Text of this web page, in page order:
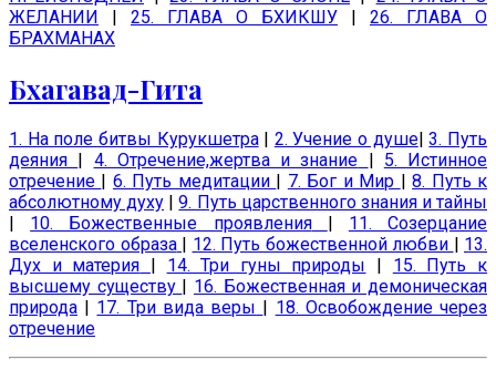
ЖЕЛАНИИ | 25. ГЛАВА О БХИКШУ | 26. ГЛАВА О
БРАХМАНАХ
Бхагавад-Гита
1. На поле битвы Курукшетра| 2. Учение о душе|3. Путь
деяния | 4. Отречение,жертва и знание | 5. Истинное
отречение | 6. Путь медитации | 7. Бог и Мир |8. Путь к
абсолютному духу |9. Путь царственного знания и тайны
| 10. Божественные проявления | 11. Созерцание
вселенского образа | 12. Путь божественной любви | 13.
Дух и материя | 14. Три гуны природы | 15. Путь к
высшему существу | 16. Божественная и демоническая
природа | 17. Три вида веры | 18. Освобождение через
отречение